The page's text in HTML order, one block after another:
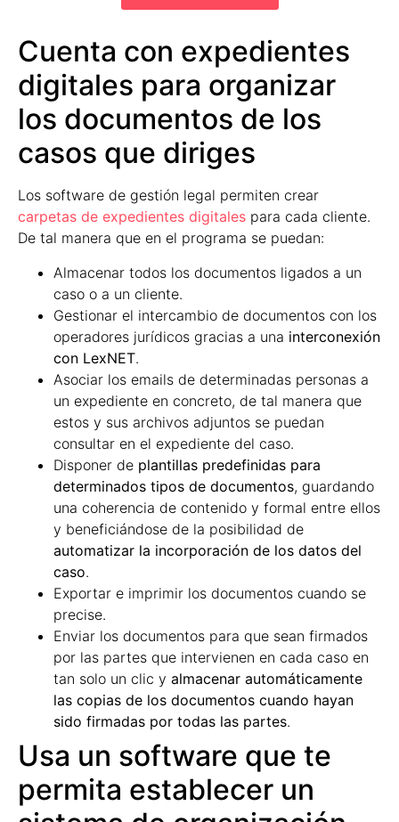
Cuenta con expedientes
digitales para organizar
los documentos de los
casos que diriges
Los software de gestión legal permiten crear
carpetas de expedientes digitales para cada cliente.
De tal manera que en el programa se puedan:
Almacenar todos los documentos ligados a un
caso o a un cliente.
Gestionar el intercambio de documentos con los
operadores jurídicos gracias a una interconexión
con LexNET.
Asociar los emails de determinadas personas a
un expediente en concreto, de tal manera que
estos y sus archivos adjuntos se puedan
consultar en el expediente del caso.
Disponer de plantillas predefinidas para
determinados tipos de documentos, guardando
una coherencia de contenido y formal entre ellos
y beneficiándose de la posibilidad de
automatizar la incorporación de los datos del
caso.
Exportar e imprimir los documentos cuando se
precise.
Enviar los documentos para que sean firmados
por las partes que intervienen en cada caso en
tan solo un clic y almacenar automáticamente
las copias de los documentos cuando hayan
sido firmadas por todas las partes.
Usa un software que te
permita establecer un